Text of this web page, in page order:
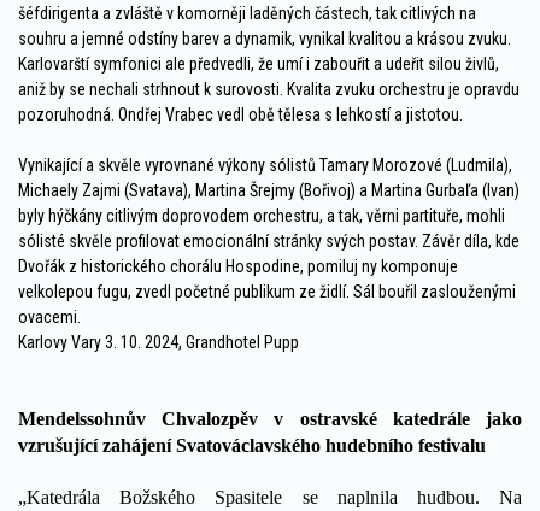
šéfdirigenta a zvláště v komorněji laděných částech, tak citlivých na
souhru a jemné odstíny barev a dynamik, vynikal kvalitou a krásou zvuku.
Karlovarští symfonici ale předvedli, že umí i zabouřit a udeřit silou živlů,
aniž by se nechali strhnout k surovosti. Kvalita zvuku orchestru je opravdu
pozoruhodná. Ondřej Vrabec vedl obě tělesa s lehkostí a jistotou.
Vynikající a skvěle vyrovnané výkony sólistů Tamary Morozové (Ludmila),
Michaely Zajmi (Svatava), Martina Šrejmy (Bořivoj) a Martina Gurbaľa (Ivan)
byly hýčkány citlivým doprovodem orchestru, a tak, věrni partituře, mohli
sólisté skvěle profilovat emocionální stránky svých postav. Závěr díla, kde
Dvořák z historického chorálu Hospodine, pomiluj ny komponuje
velkolepou fugu, zvedl početné publikum ze židlí. Sál bouřil zaslouženými
ovacemi.
Karlovy Vary 3. 10. 2024, Grandhotel Pupp
Mendelssohnův Chvalozpěv v ostravské katedrále jako
vzrušující zahájení Svatováclavského hudebního festivalu
„Katedrála Božského Spasitele se naplnila hudbou. Na